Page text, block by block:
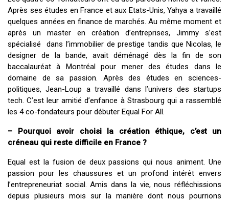
Après ses études en France et aux Etats-Unis, Yahya a travaillé
quelques années en finance de marchés. Au même moment et
après un master en création d’entreprises, Jimmy s’est
spécialisé dans l’immobilier de prestige tandis que Nicolas, le
designer de la bande, avait déménagé dès la fin de son
baccalauréat à Montréal pour mener des études dans le
domaine de sa passion. Après des études en sciences-
politiques, Jean-Loup a travaillé dans l’univers des startups
tech. C’est leur amitié d’enfance à Strasbourg qui a rassemblé
les 4 co-fondateurs pour débuter Equal For All.
– Pourquoi avoir choisi la création éthique, c’est un
créneau qui reste difficile en France ?
Equal est la fusion de deux passions qui nous animent. Une
passion pour les chaussures et un profond intérêt envers
l’entrepreneuriat social. Amis dans la vie, nous réfléchissions
depuis plusieurs mois sur la manière dont nous pourrions